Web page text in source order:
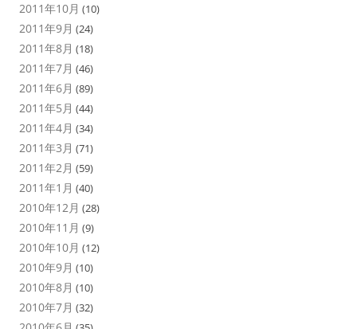
2011年10月 (10)
2011年9月 (24)
2011年8月 (18)
2011年7月 (46)
2011年6月 (89)
2011年5月 (44)
2011年4月 (34)
2011年3月 (71)
2011年2月 (59)
2011年1月 (40)
2010年12月 (28)
2010年11月 (9)
2010年10月 (12)
2010年9月 (10)
2010年8月 (10)
2010年7月 (32)